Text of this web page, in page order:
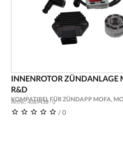
INNENROTOR ZÜNDANLAGE
R&D
KOMPATIBEL FÜR ZÜNDAPP MOFA,
ArtNr.: 4089438 - 0
/ 0